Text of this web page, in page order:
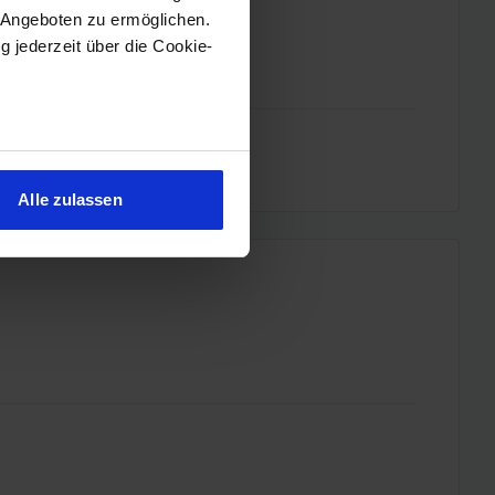
zu ermöglichen.
jederzeit über die Cookie-
können
Präferenzen im
Rahmen Ihrer Nutzung
Alle zulassen